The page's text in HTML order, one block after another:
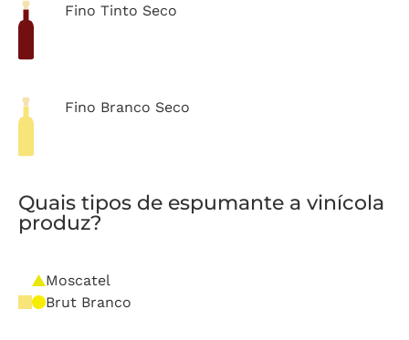
Fino Tinto Seco
Fino Branco Seco
Quais tipos de espumante a vinícola
produz?
Moscatel
Brut Branco